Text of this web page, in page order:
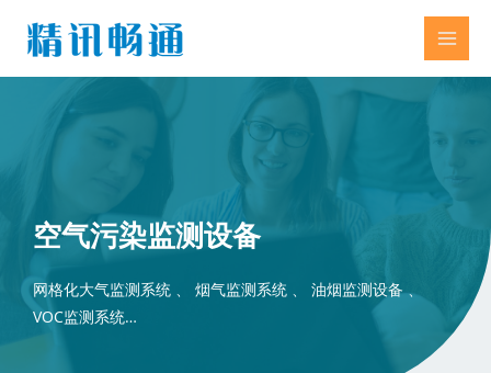
空气污染监测设备
网格化大气监测系统 、 烟气监测系统 、 油烟监测设备 、
VOC监测系统…